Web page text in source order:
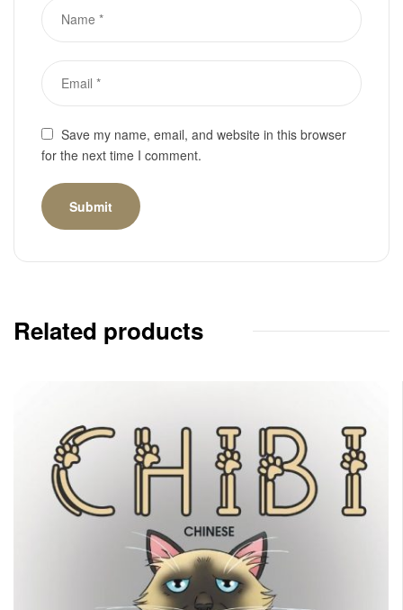
Save my name, email, and website in this browser
for the next time I comment.
Related products